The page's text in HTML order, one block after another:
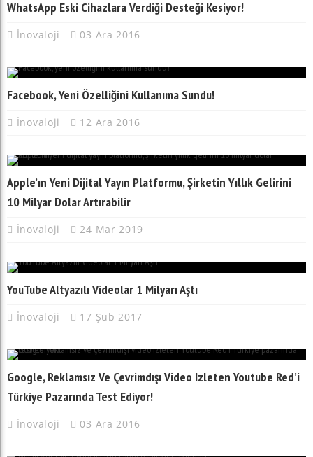
WhatsApp Eski Cihazlara Verdiği Desteği Kesiyor!
İnovaloji 03 Ara 2016
Facebook, Yeni Özelliğini Kullanıma Sundu!
İnovaloji 12 Ara 2016
Apple’ın Yeni Dijital Yayın Platformu, Şirketin Yıllık Gelirini
10 Milyar Dolar Artırabilir
İnovaloji 24 Mar 2019
YouTube Altyazılı Videolar 1 Milyarı Aştı
İnovaloji 17 Şub 2017
Google, Reklamsız Ve Çevrimdışı Video Izleten Youtube Red’i
Türkiye Pazarında Test Ediyor!
İnovaloji 03 Ara 2016